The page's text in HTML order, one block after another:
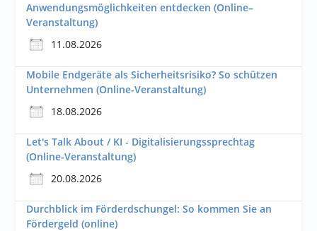
Anwendungsmöglichkeiten entdecken (Online–
Veranstaltung)
11.08.2026
Mobile Endgeräte als Sicherheitsrisiko? So schützen
Unternehmen (Online-Veranstaltung)
18.08.2026
Let's Talk About / KI - Digitalisierungssprechtag
(Online-Veranstaltung)
20.08.2026
Durchblick im Förderdschungel: So kommen Sie an
Fördergeld (online)